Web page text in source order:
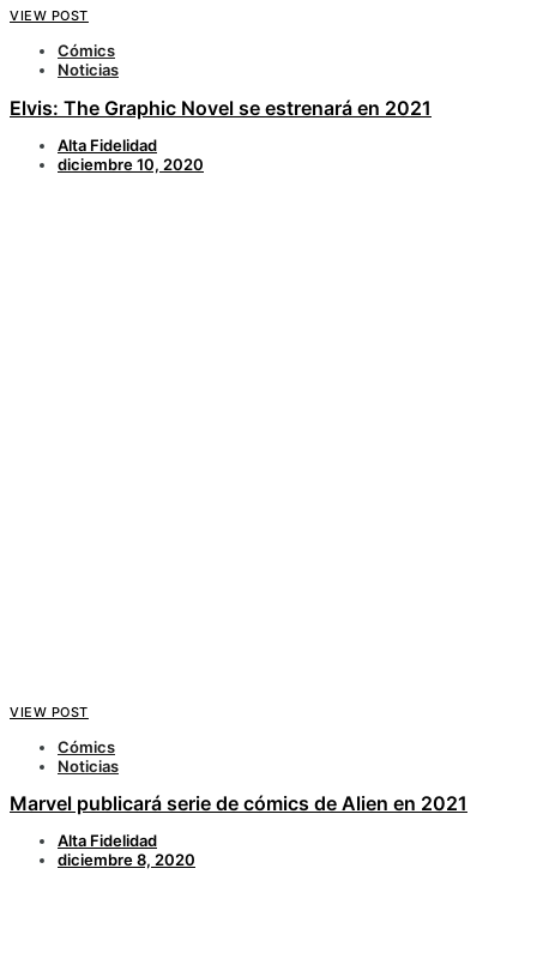
VIEW POST
Cómics
Noticias
Elvis: The Graphic Novel se estrenará en 2021
Alta Fidelidad
diciembre 10, 2020
VIEW POST
Cómics
Noticias
Marvel publicará serie de cómics de Alien en 2021
Alta Fidelidad
diciembre 8, 2020